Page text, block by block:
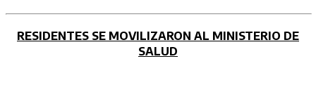
RESIDENTES SE MOVILIZARON AL MINISTERIO DE
SALUD